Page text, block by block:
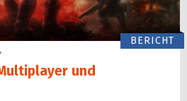
BERICHT
und